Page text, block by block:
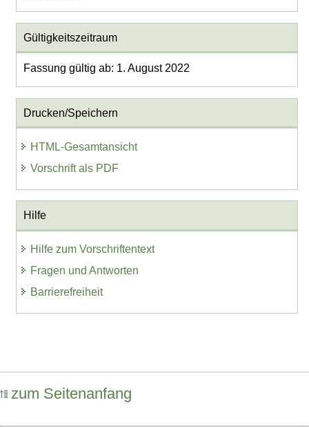
Gültigkeitszeitraum
Fassung gültig ab: 1. August 2022
Drucken/Speichern
HTML-Gesamtansicht
Vorschrift als PDF
Hilfe
Hilfe zum Vorschriftentext
Fragen und Antworten
Barrierefreiheit
zum Seitenanfang